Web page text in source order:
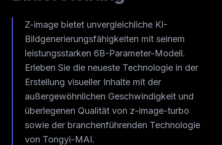
Z-image bietet unvergleichliche KI-
Bildgenerierungsfähigkeiten mit seinem
leistungsstarken 6B-Parameter-Modell.
Erleben Sie die neueste Technologie in der
Erstellung visueller Inhalte mit der
außergewöhnlichen Geschwindigkeit und
überlegenen Qualität von z-image-turbo
sowie der branchenführenden Technologie
von Tongyi-MAI.